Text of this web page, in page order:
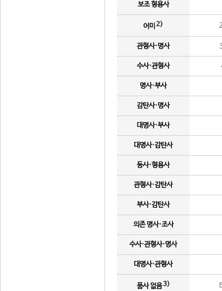
보조 형용사
어미 2)
관형사·명사
수사·관형사
명사·부사
감탄사·명사
대명사·부사
대명사·감탄사
동사·형용사
관형사·감탄사
부사·감탄사
의존 명사·조사
수사·관형사·명사
대명사·관형사
품사 없음3)